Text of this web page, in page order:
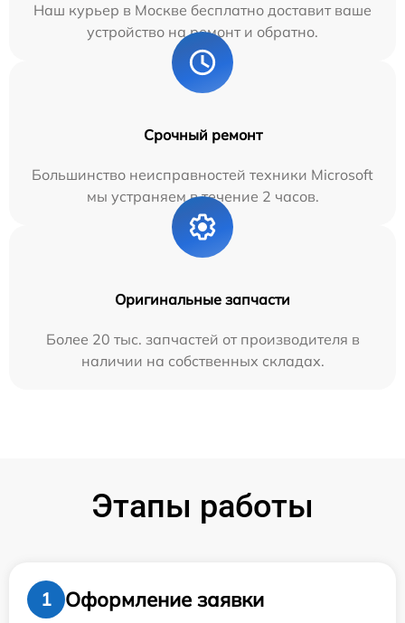
Наш курьер в Москве бесплатно доставит ваше
устройство на ремонт и обратно.
Срочный ремонт
Большинство неисправностей техники Microsoft
мы устраняем в течение 2 часов.
Оригинальные запчасти
Более 20 тыс. запчастей от производителя в
наличии на собственных складах.
Этапы работы
1
Оформление заявки